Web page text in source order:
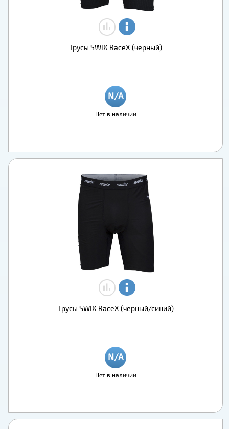
Трусы SWIX RaceX (черный)
Нет в наличии
Трусы SWIX RaceX (черный/синий)
Нет в наличии